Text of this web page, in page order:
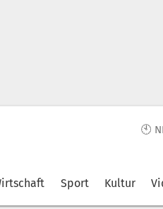
🕙
Sport Kultur